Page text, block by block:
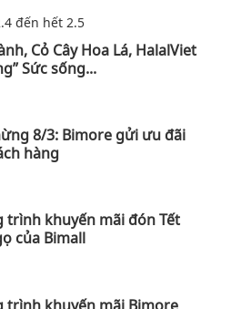
đến hết 2.5
Cỏ Cây Hoa Lá, HalalViet
Sức sống...
8/3: Bimore gửi ưu đãi
hàng
trình khuyến mãi đón Tết
của Bimall